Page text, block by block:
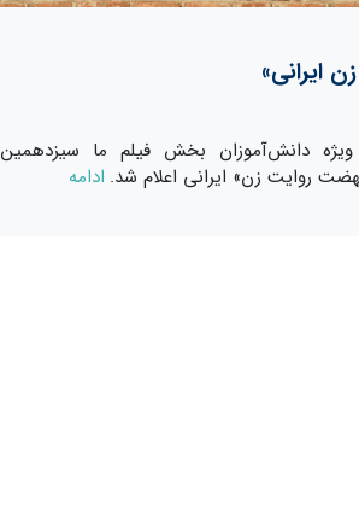
ایرانی»
ویژه دانش‌آموزان بخش فیلم ما سیزدهمین
روایت زن» ایرانی اعلام شد. ادامه